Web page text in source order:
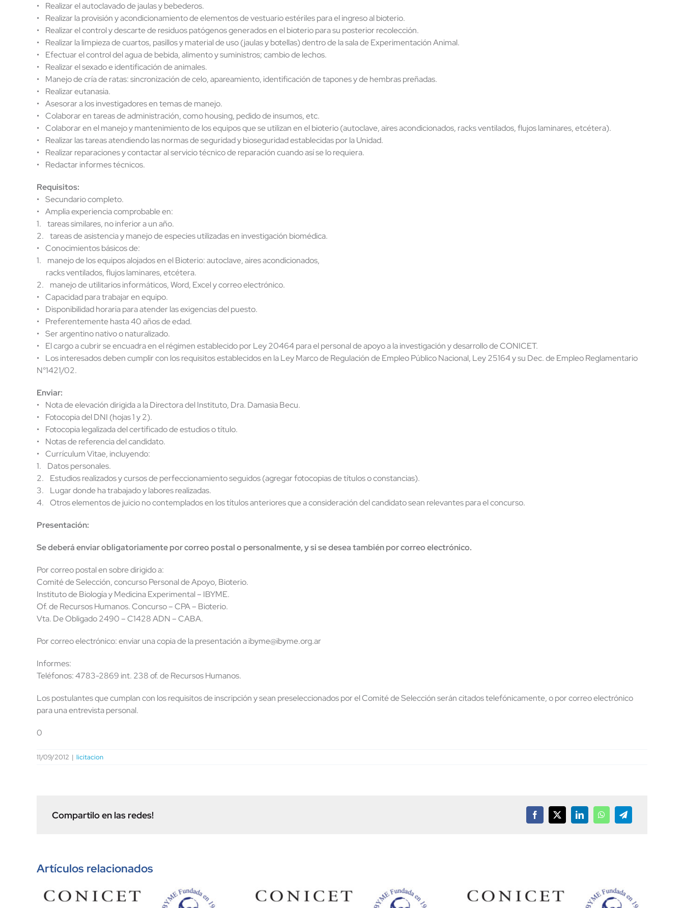
• Realizar el autoclavado de jaulas y bebederos.
• Realizar la provisión y acondicionamiento de elementos de vestuario estériles para el ingreso al bioterio.
• Realizar el control y descarte de residuos patógenos generados en el bioterio para su posterior recolección.
• Realizar la limpieza de cuartos, pasillos y material de uso (jaulas y botellas) dentro de la sala de Experimentación Animal.
• Efectuar el control del agua de bebida, alimento y suministros; cambio de lechos.
• Realizar el sexado e identificación de animales.
• Manejo de cría de ratas: sincronización de celo, apareamiento, identificación de tapones y de hembras preñadas.
• Realizar eutanasia.
• Asesorar a los investigadores en temas de manejo.
• Colaborar en tareas de administración, como housing, pedido de insumos, etc.
• Colaborar en el manejo y mantenimiento de los equipos que se utilizan en el bioterio (autoclave, aires acondicionados, racks ventilados, flujos laminares, etcétera).
• Realizar las tareas atendiendo las normas de seguridad y bioseguridad establecidas por la Unidad.
• Realizar reparaciones y contactar al servicio técnico de reparación cuando así se lo requiera.
• Redactar informes técnicos.
Requisitos:
• Secundario completo.
• Amplia experiencia comprobable en:
1. tareas similares, no inferior a un año.
2. tareas de asistencia y manejo de especies utilizadas en investigación biomédica.
• Conocimientos básicos de:
1. manejo de los equipos alojados en el Bioterio: autoclave, aires acondicionados,
racks ventilados, flujos laminares, etcétera.
2. manejo de utilitarios informáticos, Word, Excel y correo electrónico.
• Capacidad para trabajar en equipo.
• Disponibilidad horaria para atender las exigencias del puesto.
• Preferentemente hasta 40 años de edad.
• Ser argentino nativo o naturalizado.
• El cargo a cubrir se encuadra en el régimen establecido por Ley 20464 para el personal de apoyo a la investigación y desarrollo de CONICET.
• Los interesados deben cumplir con los requisitos establecidos en la Ley Marco de Regulación de Empleo Público Nacional, Ley 25164 y su Dec. de Empleo Reglamentario
N°1421/02.
Enviar:
• Nota de elevación dirigida a la Directora del Instituto, Dra. Damasia Becu.
• Fotocopia del DNI (hojas 1 y 2).
• Fotocopia legalizada del certificado de estudios o título.
• Notas de referencia del candidato.
• Currículum Vitae, incluyendo:
1. Datos personales.
2. Estudios realizados y cursos de perfeccionamiento seguidos (agregar fotocopias de títulos o constancias).
3. Lugar donde ha trabajado y labores realizadas.
4. Otros elementos de juicio no contemplados en los títulos anteriores que a consideración del candidato sean relevantes para el concurso.
Presentación:
Se deberá enviar obligatoriamente por correo postal o personalmente, y si se desea también por correo electrónico.
Por correo postal en sobre dirigido a:
Comité de Selección, concurso Personal de Apoyo, Bioterio.
Instituto de Biología y Medicina Experimental – IBYME.
Of. de Recursos Humanos. Concurso – CPA – Bioterio.
Vta. De Obligado 2490 – C1428 ADN – CABA.
Por correo electrónico: enviar una copia de la presentación a ibyme@ibyme.org.ar
Informes:
Teléfonos: 4783-2869 int. 238 of. de Recursos Humanos.
Los postulantes que cumplan con los requisitos de inscripción y sean preseleccionados por el Comité de Selección serán citados telefónicamente, o por correo electrónico
para una entrevista personal.
0
11/09/2012 | licitacion
Compartilo en las redes! Facebook
X LinkedInWhatsAppTelegram
Artículos relacionados